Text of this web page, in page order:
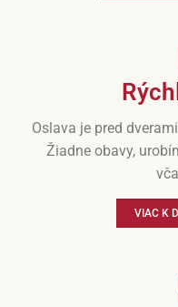
Oslava je pred
Žiadne obavy,
VIAC K